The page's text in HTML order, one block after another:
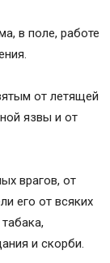
в поле, работе
от летящей
язвы и от
врагов, от
его от всяких
и скорби.